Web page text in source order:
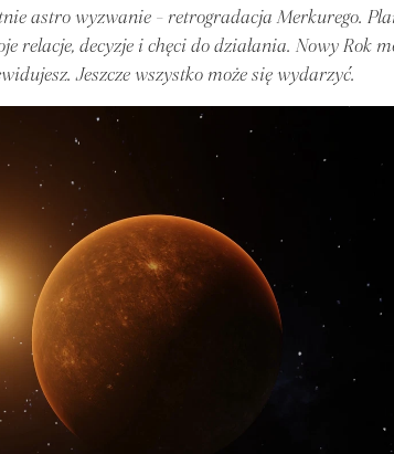
astro wyzwanie - retrogradacja Merkurego.
relacje, decyzje i chęci do działania. Nowy Rok
Jeszcze wszystko może się wydarzyć.